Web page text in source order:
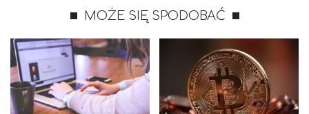
MOŻE SIĘ SPODOBAĆ